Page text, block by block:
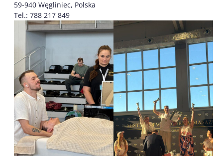
59-940 Węgliniec, Polska
Tel.: 788 217 849